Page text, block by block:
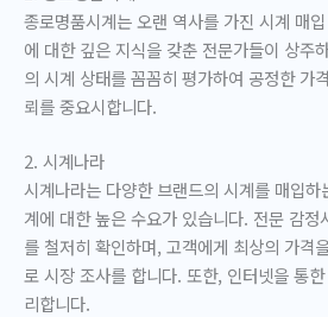
종로명품시계는 오랜 역사를 가진 시계 매
에 대한 깊은 지식을 갖춘 전문가들이 상주
의 시계 상태를 꼼꼼히 평가하여 공정한 가
뢰를 중요시합니다.
2. 시계나라
시계나라는 다양한 브랜드의 시계를 매입
계에 대한 높은 수요가 있습니다. 전문 감
를 철저히 확인하며, 고객에게 최상의 가격
로 시장 조사를 합니다. 또한, 인터넷을 통
리합니다.